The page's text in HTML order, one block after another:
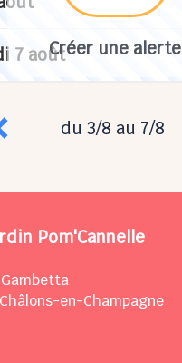
Créer une alerte
7 août
du 3/8 au 7/8
Pom'Cannelle
Gambetta
Châlons-en-Champagne